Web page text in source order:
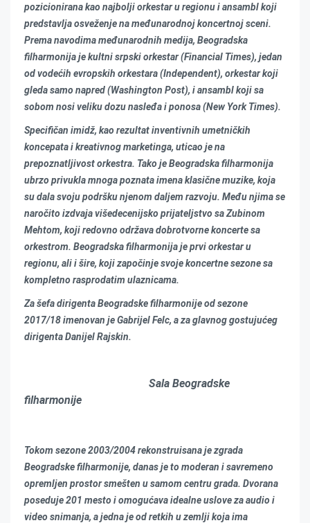
pozicionirana kao najbolji orkestar u regionu i ansambl koji
predstavlja osveženje na međunarodnoj koncertnoj sceni.
Prema navodima međunarodnih medija, Beogradska
filharmonija je kultni srpski orkestar (Financial Times), jedan
od vodećih evropskih orkestara (Independent), orkestar koji
gleda samo napred (Washington Post), i ansambl koji sa
sobom nosi veliku dozu nasleđa i ponosa (New York Times).
Specifičan imidž, kao rezultat inventivnih umetničkih
koncepata i kreativnog marketinga, uticao je na
prepoznatljivost orkestra. Tako je Beogradska filharmonija
ubrzo privukla mnoga poznata imena klasične muzike, koja
su dala svoju podršku njenom daljem razvoju. Među njima se
naročito izdvaja višedecenijsko prijateljstvo sa Zubinom
Mehtom, koji redovno održava dobrotvorne koncerte sa
orkestrom. Beogradska filharmonija je prvi orkestar u
regionu, ali i šire, koji započinje svoje koncertne sezone sa
kompletno rasprodatim ulaznicama.
Za šefa dirigenta Beogradske filharmonije od sezone
2017/18 imenovan je Gabrijel Felc, a za glavnog gostujućeg
dirigenta Danijel Rajskin.
Sala Beogradske
filharmonije
Tokom sezone 2003/2004 rekonstruisana je zgrada
Beogradske filharmonije, danas je to moderan i savremeno
opremljen prostor smešten u samom centru grada. Dvorana
poseduje 201 mesto i omogućava idealne uslove za audio i
video snimanja, a jedna je od retkih u zemlji koja ima